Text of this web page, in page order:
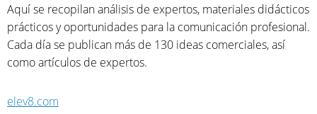
Aquí se recopilan análisis de expertos, materiales didácticos
prácticos y oportunidades para la comunicación profesional.
Cada día se publican más de 130 ideas comerciales, así
como artículos de expertos.
elev8.com